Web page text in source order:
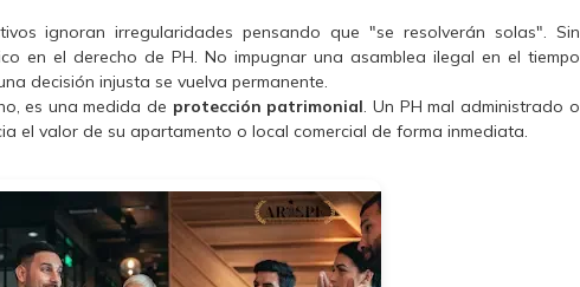
ignoran irregularidades pensando que "se resolverán solas". Sin
en el derecho de PH. No impugnar una asamblea ilegal en el tiempo
decisión injusta se vuelva permanente.
es una medida de protección patrimonial. Un PH mal administrado o
el valor de su apartamento o local comercial de forma inmediata.